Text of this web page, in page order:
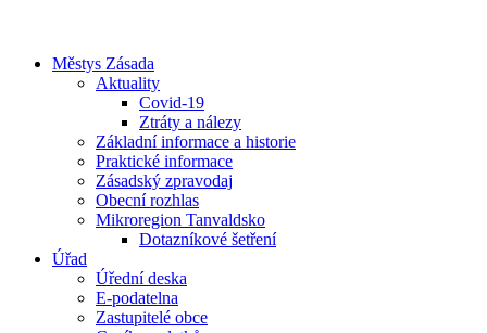
Městys Zásada
Aktuality
Covid-19
Ztráty a nálezy
Základní informace a historie
Praktické informace
Zásadský zpravodaj
Obecní rozhlas
Mikroregion Tanvaldsko
Dotazníkové šetření
Úřad
Úřední deska
E-podatelna
Zastupitelé obce